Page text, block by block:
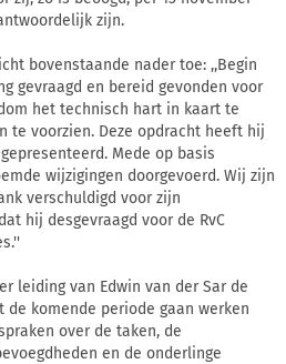
zijn.
bovenstaande nader toe: ,,Begin
gevraagd en bereid gevonden voor
het technisch hart in kaart te
te voorzien. Deze opdracht heeft hij
Mede op basis
wijzigingen doorgevoerd. Wij zijn
verschuldigd voor zijn
hij desgevraagd voor de RvC
leiding van Edwin van der Sar de
komende periode gaan werken
over de taken, de
en de onderlinge